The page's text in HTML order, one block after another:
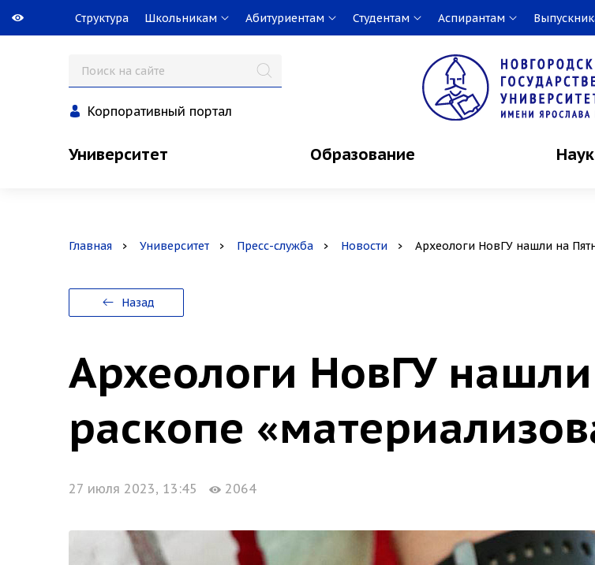
Структура Школьникам Абитуриентам Студентам Аспирантам
Корпоративный портал
Университет Образование
Главная Университет Пресс-служба Новости Археологи НовГУ нашли на
Назад
Археологи НовГУ
раскопе
27 июля 2023, 13:45 2064